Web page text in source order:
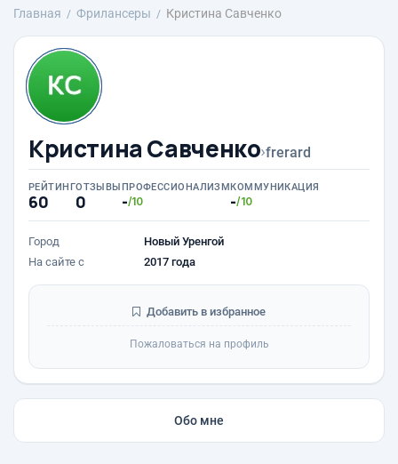
Главная Фрилансеры Кристина Савченко
Кристина Савченко›frerard
РЕЙТИНГ
60
ОТЗЫВЫ
0
ПРОФЕССИОНАЛИЗМ
-/10
КОММУНИКАЦИЯ
-/10
Город
Новый Уренгой
На сайте с
2017 года
Добавить в избранное
Пожаловаться на профиль
Обо мне